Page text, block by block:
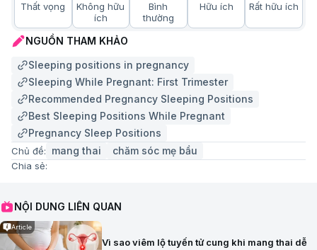
Thất vọng
Không hữu
ích
Bình
thường
Hữu ích Rất hữu ích
NGUỒN THAM KHẢO
Sleeping positions in pregnancy
Sleeping While Pregnant: First Trimester
Recommended Pregnancy Sleeping Positions
Best Sleeping Positions While Pregnant
Pregnancy Sleep Positions
Chủ đề: mang thai chăm sóc mẹ bầu
Chia sẻ:
NỘI DUNG LIÊN QUAN
Article
Vì sao viêm lộ tuyến tử cung khi mang thai dễ